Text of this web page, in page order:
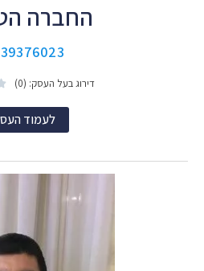
החברה
דירוג בעל העסק: (0)
לעמוד